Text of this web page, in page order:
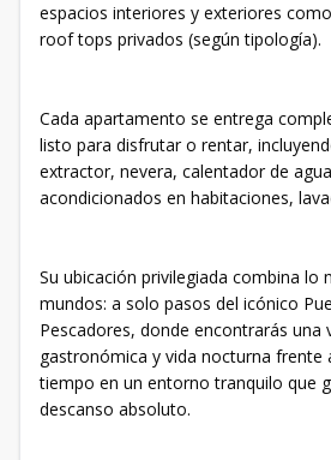
espacios interiores y exteriores
roof tops privados (según tipología).
Cada apartamento se entrega
listo para disfrutar o rentar,
extractor, nevera, calentador de
acondicionados en habitaciones,
Su ubicación privilegiada combina lo
mundos: a solo pasos del icónico
Pescadores, donde encontrarás una
gastronómica y vida nocturna frente
tiempo en un entorno tranquilo que
descanso absoluto.